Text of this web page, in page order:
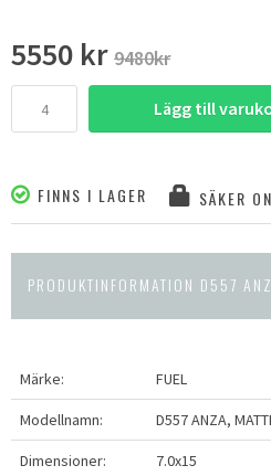
5550 kr 9480kr
Lägg till
FINNS I LAGER SÄKER
PRODUKTINFORMATION D557
Märke: FUEL
Modellnamn: D557 ANZA,
Dimensioner: 7.0x15